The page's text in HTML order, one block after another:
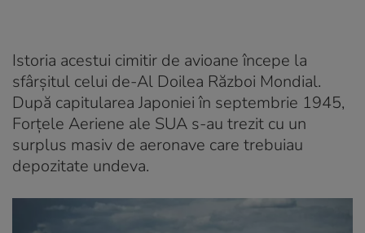
Istoria acestui cimitir de avioane începe la
sfârșitul celui de-Al Doilea Război Mondial.
După capitularea Japoniei în septembrie 1945,
Forțele Aeriene ale SUA s-au trezit cu un
surplus masiv de aeronave care trebuiau
depozitate undeva.